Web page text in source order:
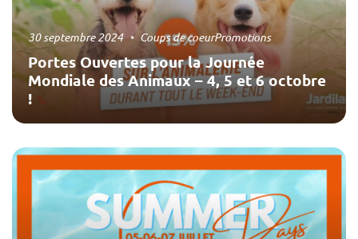
Portes Ouvertes pour la Journée
Mondiale des Animaux – 4, 5 et 6 octobre
!
30 septembre 2024 Coups de coeurPromotions